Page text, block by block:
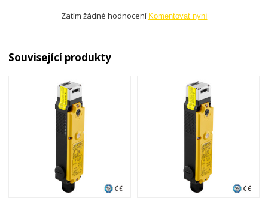
Zatím žádné hodnocení Komentovat nyní
Související produkty